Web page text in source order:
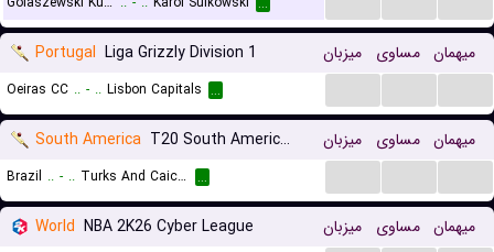
...
Portugal Liga Grizzly Division 1 میزبان مساوی میهمان
Oeiras CC .. - .. Lisbon Capitals ...
South America T20 South American Championship میزبان مساوی میهمان
Brazil .. - .. Turks And Caicos ...
World NBA 2K26 Cyber League میزبان مساوی میهمان